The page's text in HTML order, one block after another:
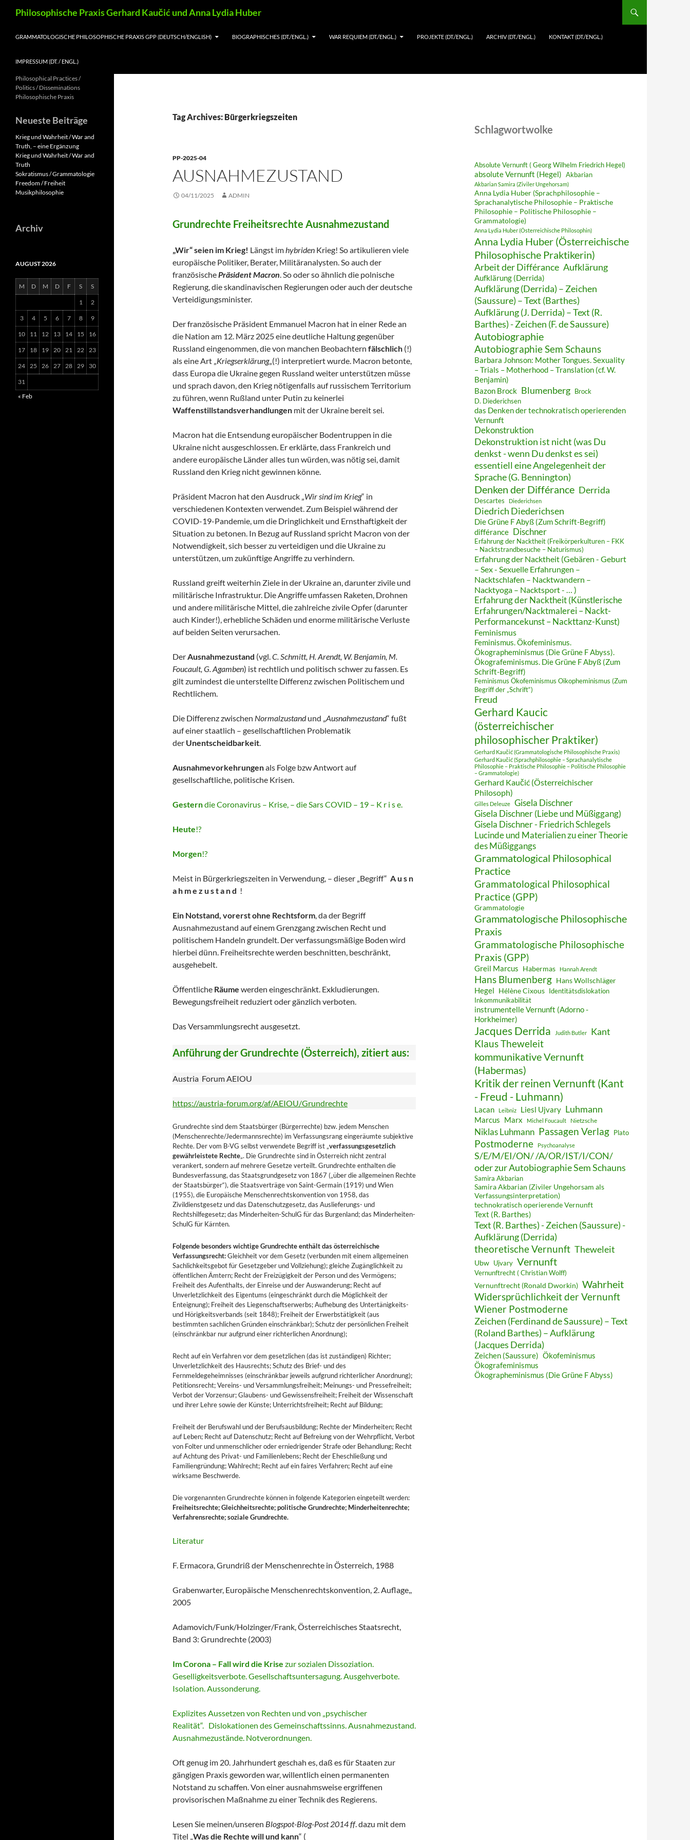
Philosophische Praxis Gerhard Kaučić und Anna Lydia Huber
GRAMMATOLOGISCHE PHILOSOPHISCHE PRAXIS GPP (DEUTSCH/ENGLISH) BIOGRAPHISCHES (DT./ENGL.) WAR REQUIEM (DT./ENGL.) PROJEKTE (DT./ENGL.) ARCHIV (DT./ENGL.) KONTAKT (DT./ENGL.)
IMPRESSUM (DT. / ENGL.)
Tag Archives: Bürgerkriegszeiten
PP-2025-04
AUSNAHMEZUSTAND
04/11/2025 ADMIN
Grundrechte Freiheitsrechte Ausnahmezustand
„Wir“ seien im Krieg! Längst imhybriden Krieg! So artikulieren viele
europäische Politiker, Berater, Militäranalysten. So auch der
französischePräsident Macron. So oder so ähnlich die polnische
Regierung, die skandinavischen Regierungen oder auch der deutsche
Verteidigungsminister.
Der französische Präsident Emmanuel Macron hat in einer Rede an
die Nation am 12. März 2025 eine deutliche Haltung gegenüber
Russland eingenommen, die von manchen Beobachtern fälschlich (!)
als eine Art „Kriegserklärung„(!) interpretiert wurde. Macron betonte,
dass Europa die Ukraine gegen Russland weiter unterstützen müsse
und sprach davon, den Krieg nötigenfalls auf russischem Territorium
zu führen, wenn Rußland unter Putin zu keinerlei
Waffenstillstandsverhandlungen mit der Ukraine bereit sei.
Macron hat die Entsendung europäischer Bodentruppen in die
Ukraine nicht ausgeschlossen. Er erklärte, dass Frankreich und
andere europäische Länder alles tun würden, was nötig sei, damit
Russland den Krieg nicht gewinnen könne.
Präsident Macron hat den Ausdruck „Wir sind im Krieg“ in
verschiedenen Kontexten verwendet. Zum Beispiel während der
COVID-19-Pandemie, um die Dringlichkeit und Ernsthaftigkeit der
Situation zu betonen. In Bezug auf Russland spricht Macron von der
Notwendigkeit, sich besser zu verteidigen und die Ukraine zu
unterstützen, um zukünftige Angriffe zu verhindern.
Russland greift weiterhin Ziele in der Ukraine an, darunter zivile und
militärische Infrastruktur. Die Angriffe umfassen Raketen, Drohnen
und andere militärische Mittel, die zahlreiche zivile Opfer (darunter
auch Kinder!), erhebliche Schäden und enorme militärische Verluste
auf beiden Seiten verursachen.
DerAusnahmezustand (vgl.C. Schmitt, H. Arendt, W. Benjamin, M.
Foucault, G. Agamben) ist rechtlich und politisch schwer zu fassen. Es
gilt zumindest die unterstellte Differenz zwischen Politischem und
Rechtlichem.
Die Differenz zwischen Normalzustandund „Ausnahmezustand“ fußt
auf einer staatlich – gesellschaftlichen Problematik
der Unentscheidbarkeit.
Ausnahmevorkehrungenals Folge bzw Antwort auf
gesellschaftliche, politische Krisen.
Gesterndie Coronavirus – Krise, – die Sars COVID – 19 – K r i s e.
Heute!?
Morgen!?
Meist in Bürgerkriegszeiten in Verwendung, – dieser „Begriff“ A u s n
a h m e z u s t a n d !
Ein Notstand, vorerst ohne Rechtsform, da der Begriff
Ausnahmezustand auf einem Grenzgang zwischen Recht und
politischem Handeln grundelt. Der verfassungsmäßige Boden wird
hierbei dünn. Freiheitsrechte werden beschnitten, beschränkt,
ausgehebelt.
Öffentliche Räume werden eingeschränkt. Exkludierungen.
Bewegungsfreiheit reduziert oder gänzlich verboten.
Das Versammlungsrecht ausgesetzt.
Anführung der Grundrechte (Österreich), zitiert aus:
Austria Forum AEIOU
https://austria-forum.org/af/AEIOU/Grundrechte
Grundrechte sind dem Staatsbürger (Bürgerrechte) bzw. jedem Menschen
(Menschenrechte/Jedermannsrechte) im Verfassungsrang eingeräumte subjektive
Rechte. Der vom B-VG selbst verwendete Begriff ist „verfassungsgesetzlich
gewährleistete Rechte„. Die Grundrechte sind in Österreich nicht zentral
verankert, sondern auf mehrere Gesetze verteilt. Grundrechte enthalten die
Bundesverfassung, das Staatsgrundgesetz von 1867 („über die allgemeinen Rechte
der Staatsbürger“), die Staatsverträge von Saint-Germain (1919) und Wien
(1955), die Europäische Menschenrechtskonvention von 1958, das
Zivildienstgesetz und das Datenschutzgesetz, das Auslieferungs- und
Rechtshilfegesetz; das Minderheiten-SchulG für das Burgenland; das Minderheiten-
SchulG für Kärnten.
Folgende besonders wichtige Grundrechte enthält das österreichische
Verfassungsrecht:Gleichheit vor dem Gesetz (verbunden mit einem allgemeinen
Sachlichkeitsgebot für Gesetzgeber und Vollziehung); gleiche Zugänglichkeit zu
öffentlichen Ämtern; Recht der Freizügigkeit der Person und des Vermögens;
Freiheit des Aufenthalts, der Einreise und der Auswanderung; Recht auf
Unverletzlichkeit des Eigentums (eingeschränkt durch die Möglichkeit der
Enteignung); Freiheit des Liegenschaftserwerbs; Aufhebung des Untertänigkeits-
und Hörigkeitsverbands (seit 1848); Freiheit der Erwerbstätigkeit (aus
bestimmten sachlichen Gründen einschränkbar); Schutz der persönlichen Freiheit
(einschränkbar nur aufgrund einer richterlichen Anordnung);
Recht auf ein Verfahren vor dem gesetzlichen (das ist zuständigen) Richter;
Unverletzlichkeit des Hausrechts; Schutz des Brief- und des
Fernmeldegeheimnisses (einschränkbar jeweils aufgrund richterlicher Anordnung);
Petitionsrecht; Vereins- und Versammlungsfreiheit; Meinungs- und Pressefreiheit;
Verbot der Vorzensur; Glaubens- und Gewissensfreiheit; Freiheit der Wissenschaft
und ihrer Lehre sowie der Künste; Unterrichtsfreiheit; Recht auf Bildung;
Freiheit der Berufswahl und der Berufsausbildung; Rechte der Minderheiten; Recht
auf Leben; Recht auf Datenschutz; Recht auf Befreiung von der Wehrpflicht, Verbot
von Folter und unmenschlicher oder erniedrigender Strafe oder Behandlung; Recht
auf Achtung des Privat- und Familienlebens; Recht der Eheschließung und
Familiengründung; Wahlrecht; Recht auf ein faires Verfahren; Recht auf eine
wirksame Beschwerde.
Die vorgenannten Grundrechte können in folgende Kategorien eingeteilt werden:
Freiheitsrechte; Gleichheitsrechte; politische Grundrechte; Minderheitenrechte;
Verfahrensrechte; soziale Grundrechte.
Literatur
F. Ermacora, Grundriß der Menschenrechte in Österreich, 1988
Grabenwarter, Europäische Menschenrechtskonvention, 2. Auflage,,
2005
Adamovich/Funk/Holzinger/Frank, Österreichisches Staatsrecht,
Band 3: Grundrechte (2003)
Im Corona – Fall wird die Krise zur sozialen Dissoziation.
Geselligkeitsverbote. Gesellschaftsuntersagung. Ausgehverbote.
Isolation. Aussonderung.
Explizites Aussetzen von Rechten und von „psychischer
Realität“. Dislokationen des Gemeinschaftssinns. Ausnahmezustand.
Ausnahmezustände. Notverordnungen.
Oft genug im 20. Jahrhundert geschah es, daß es für Staaten zur
gängigen Praxis geworden war, willentlich einen permanenten
Notstand zu schaffen. Von einer ausnahmsweise ergriffenen
provisorischen Maßnahme zu einer Technik des Regierens.
Lesen Sie meinen/unseren Blogspot-Blog-Post 2014 ff. dazu mit dem
Titel „Was die Rechte will und kann“ (
Schlagwortwolke
Absolute Vernunft ( Georg Wilhelm Friedrich Hegel)
absolute Vernunft (Hegel) Akbarian
Akbarian Samira (Ziviler Ungehorsam)
Anna Lydia Huber (Sprachphilosophie –
Sprachanalytische Philosophie – Praktische
Philosophie – Politische Philosophie –
Grammatologie)
Anna Lydia Huber (Österreichische Philosophin)
Anna Lydia Huber (Österreichische
Philosophische Praktikerin)
Arbeit der Différance Aufklärung
Aufklärung (Derrida)
Aufklärung (Derrida) – Zeichen
(Saussure) – Text (Barthes)
Aufklärung (J. Derrida) – Text (R.
Barthes) - Zeichen (F. de Saussure)
Autobiographie
Autobiographie Sem Schauns
Barbara Johnson: Mother Tongues. Sexuality
– Trials – Motherhood – Translation (cf. W.
Benjamin)
Bazon Brock Blumenberg Brock
D. Diederichsen
das Denken der technokratisch operierenden
Vernunft
Dekonstruktion
Dekonstruktion ist nicht (was Du
denkst - wenn Du denkst es sei)
essentiell eine Angelegenheit der
Sprache (G. Bennington)
Denken der Différance Derrida
Descartes Diederichsen
Diedrich Diederichsen
Die Grüne F Abyß (Zum Schrift-Begriff)
différance
Dischner
Erfahrung der Nacktheit (Freikörperkulturen – FKK
– Nacktstrandbesuche – Naturismus)
Erfahrung der Nacktheit (Gebären - Geburt
– Sex - Sexuelle Erfahrungen –
Nacktschlafen – Nacktwandern –
Nacktyoga – Nacktsport - … )
Erfahrung der Nacktheit (Künstlerische
Erfahrungen/Nacktmalerei – Nackt-
Performancekunst – Nackttanz-Kunst)
Feminismus
Feminismus. Ökofeminismus.
Ökographeminismus (Die Grüne F Abyss).
Ökografeminismus. Die Grüne F Abyß (Zum
Schrift-Begriff)
Feminismus Ökofeminismus Oikopheminismus (Zum
Begriff der „Schrift“)
Freud
Gerhard Kaucic
(österreichischer
philosophischer Praktiker)
Gerhard Kaučić (Grammatologische Philosophische Praxis)
Gerhard Kaučić (Sprachphilosophie – Sprachanalytische
Philosophie – Praktische Philosophie – Politische Philosophie
– Grammatologie)
Gerhard Kaučić (Österreichischer
Philosoph)
Gilles Deleuze
Gisela Dischner
Gisela Dischner (Liebe und Müßiggang)
Gisela Dischner - Friedrich Schlegels
Lucinde und Materialien zu einer Theorie
des Müßiggangs
Grammatological Philosophical
Practice
Grammatological Philosophical
Practice (GPP)
Grammatologie
Grammatologische Philosophische
Praxis
Grammatologische Philosophische
Praxis (GPP)
Greil Marcus Habermas Hannah Arendt
Hans Blumenberg Hans Wollschläger
Hegel Hélène Cixous Identitätsdislokation
Inkommunikabilität
instrumentelle Vernunft (Adorno -
Horkheimer)
Jacques Derrida Judith Butler Kant
Klaus Theweleit
kommunikative Vernunft
(Habermas)
Kritik der reinen Vernunft (Kant
- Freud - Luhmann)
Lacan Leibniz Liesl Ujvary Luhmann
Marcus Marx Michel Foucault Nietzsche
Niklas Luhmann Passagen Verlag Plato
Postmoderne Psychoanalyse
S/E/M/EI/ON/ /A/OR/IST/I/CON/
oder zur Autobiographie Sem Schauns
Samira Akbarian
Samira Akbarian (Ziviler Ungehorsam als
Verfassungsinterpretation)
technokratisch operierende Vernunft
Text (R. Barthes)
Text (R. Barthes) - Zeichen (Saussure) -
Aufklärung (Derrida)
theoretische Vernunft Theweleit
Ubw Ujvary Vernunft
Vernunftrecht ( Christian Wolff)
Vernunftrecht (Ronald Dworkin) Wahrheit
Widersprüchlichkeit der Vernunft
Wiener Postmoderne
Zeichen (Ferdinand de Saussure) – Text
(Roland Barthes) – Aufklärung
(Jacques Derrida)
Zeichen (Saussure) Ökofeminismus
Ökografeminismus
Ökographeminismus (Die Grüne F Abyss)
Philosophical Practices /
Politics / Disseminations
Philosophische Praxis
Neueste Beiträge
Krieg und Wahrheit / War and
Truth, – eine Ergänzung
Krieg und Wahrheit / War and
Truth
Sokratismus / Grammatologie
Freedom / Freiheit
Musikphilosophie
Archiv
AUGUST 2026
M D M D F S S
1 2
3 4 5 6 7 8 9
10 11 12 13 14 15 16
17 18 19 20 21 22 23
24 25 26 27 28 29 30
31
« Feb